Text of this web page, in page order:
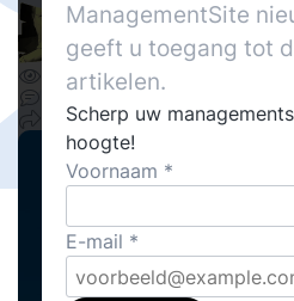
Grimbert Rost van
11641
Delen
ManagementSite
geeft u toegang tot
artikelen.
Scherp uw
hoogte!
Voornaam
E-mail